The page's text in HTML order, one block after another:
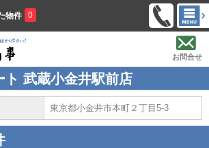
物件 0
お問合せ
ト 武蔵小金井駅前店
東京都小金井市本町２丁目5-3